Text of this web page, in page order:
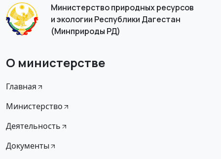
Министерство природных ресурсов
и экологии Республики Дагестан
(Минприроды РД)
О министерстве
Главная
Министерство
Деятельность
Документы